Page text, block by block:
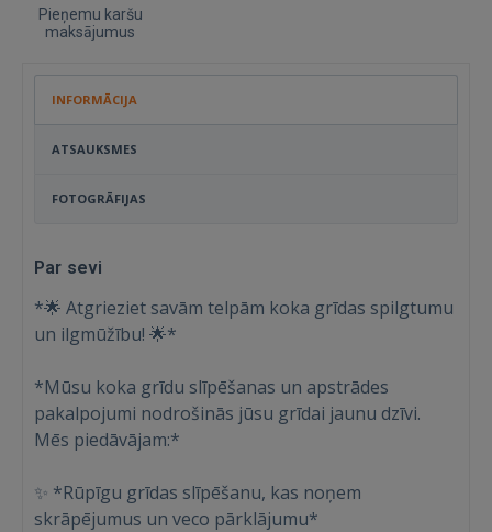
Pieņemu karšu
maksājumus
INFORMĀCIJA
ATSAUKSMES
FOTOGRĀFIJAS
Par sevi
*🌟 Atgrieziet savām telpām koka grīdas spilgtumu
un ilgmūžību! 🌟*
*Mūsu koka grīdu slīpēšanas un apstrādes
pakalpojumi nodrošinās jūsu grīdai jaunu dzīvi.
Mēs piedāvājam:*
✨ *Rūpīgu grīdas slīpēšanu, kas noņem
skrāpējumus un veco pārklājumu*